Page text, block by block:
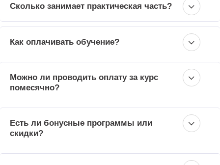
Сколько занимает практическая часть?
Как оплачивать обучение?
Можно ли проводить оплату за курс
помесячно?
Есть ли бонусные программы или
скидки?